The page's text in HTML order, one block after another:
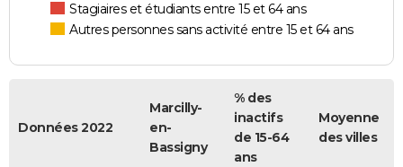
Stagiaires et étudiants entre 15 et 64 ans
Autres personnes sans activité entre 15 et 64 ans
Données 2022
Marcilly-
en-
Bassigny
% des
inactifs
de 15-64
ans
Moyenne
des villes